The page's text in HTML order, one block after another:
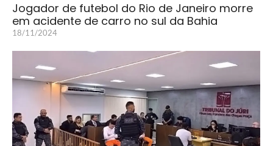
Jogador de futebol do Rio de Janeiro morre
em acidente de carro no sul da Bahia
18/11/2024